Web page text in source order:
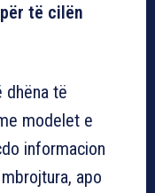
të cilën
dhëna të
modelet e
informacion
apo